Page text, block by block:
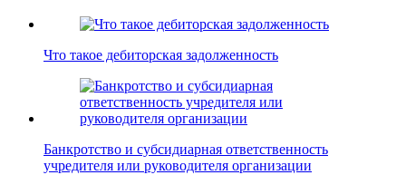
Что такое дебиторская задолженность
Банкротство и субсидиарная ответственность
учредителя или руководителя организации